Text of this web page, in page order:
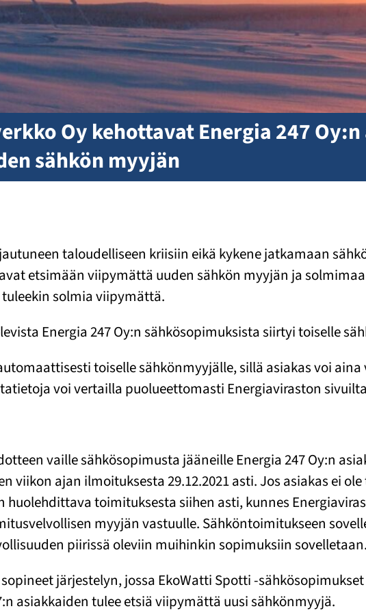
Oy kehottavat Energia 247
sähkön myyjän
taloudelliseen kriisiin eikä kykene jatkamaan
etsimään viipymättä uuden sähkön myyjän ja
solmia viipymättä.
Energia 247 Oy:n sähkösopimuksista siirtyi toiselle
toiselle sähkönmyyjälle, sillä asiakas voi
voi vertailla puolueettomasti Energiaviraston
vaille sähkösopimusta jääneille Energia 247 Oy:n
viikon ajan ilmoituksesta 29.12.2021 asti. Jos asiakas ei
toimituksesta siihen asti, kunnes
myyjän vastuulle. Sähköntoimitukseen
piirissä oleviin muihinkin sopimuksiin sovelletaan.
järjestelyn, jossa EkoWatti Spotti -
asiakkaiden tulee etsiä viipymättä uusi sähkönmyyjä.